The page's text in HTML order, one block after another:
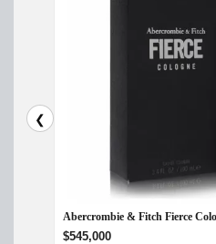
❮
Abercrombie & Fitch Fierce
$545,000